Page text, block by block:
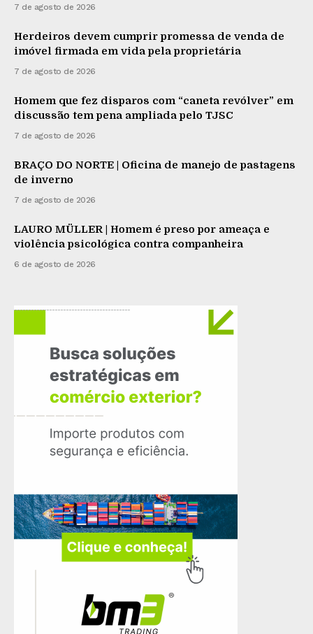
7 de agosto de 2026
Herdeiros devem cumprir promessa de venda de
imóvel firmada em vida pela proprietária
7 de agosto de 2026
Homem que fez disparos com “caneta revólver” em
discussão tem pena ampliada pelo TJSC
7 de agosto de 2026
BRAÇO DO NORTE | Oficina de manejo de pastagens
de inverno
7 de agosto de 2026
LAURO MÜLLER | Homem é preso por ameaça e
violência psicológica contra companheira
6 de agosto de 2026